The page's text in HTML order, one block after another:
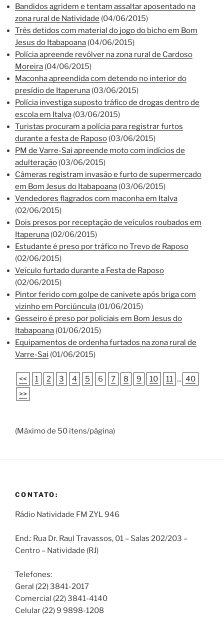
Bandidos agridem e tentam assaltar aposentado na
zona rural de Natividade (04/06/2015)
Três detidos com material do jogo do bicho em Bom
Jesus do Itabapoana (04/06/2015)
Polícia apreende revólver na zona rural de Cardoso
Moreira (04/06/2015)
Maconha apreendida com detendo no interior do
presídio de Itaperuna (03/06/2015)
Polícia investiga suposto tráfico de drogas dentro de
escola em Italva (03/06/2015)
Turistas procuram a polícia para registrar furtos
durante a festa de Raposo (03/06/2015)
PM de Varre-Sai apreende moto com indícios de
adulteração (03/06/2015)
Câmeras registram invasão e furto de supermercado
em Bom Jesus do Itabapoana (03/06/2015)
Vendedores flagrados com maconha em Italva
(02/06/2015)
Dois presos por receptação de veículos roubados em
Itaperuna (02/06/2015)
Estudante é preso por tráfico no Trevo de Raposo
(02/06/2015)
Veículo furtado durante a Festa de Raposo
(02/06/2015)
Pintor ferido com golpe de canivete após briga com
vizinho em Porciúncula (01/06/2015)
Gesseiro é preso por policiais em Bom Jesus do
Itabapoana (01/06/2015)
Equipamentos de ordenha furtados na zona rural de
Varre-Sai (01/06/2015)
<< 1 2 3 4 5 6 7 8 9 10 11 ... 40
>>
(Máximo de 50 itens/página)
CONTATO:
Rádio Natividade FM ZYL 946
End.: Rua Dr. Raul Travassos, 01 – Salas 202/203 –
Centro – Natividade (RJ)
Telefones:
Geral (22) 3841-2017
Comercial (22) 3841-4140
Celular (22) 9 9898-1208